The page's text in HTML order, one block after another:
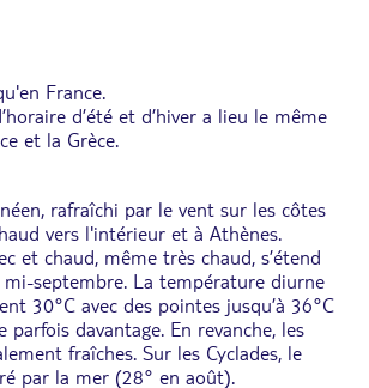
France.
d’été et d’hiver a lieu le même
et la Grèce.
rafraîchi par le vent sur les côtes
vers l'intérieur et à Athènes.
et chaud, même très chaud, s’étend
septembre. La température diurne
30°C avec des pointes jusqu’à 36°C
parfois davantage. En revanche, les
fraîches. Sur les Cyclades, le
par la mer (28° en août).